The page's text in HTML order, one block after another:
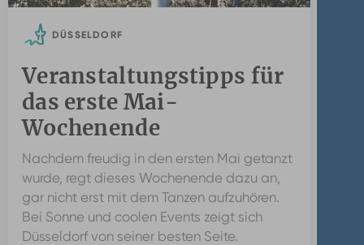
DÜSSELDORF
Veranstaltungstipps für
das erste Mai-
Wochenende
Nachdem freudig in den ersten Mai getanzt
wurde, regt dieses Wochenende dazu an,
gar nicht erst mit dem Tanzen aufzuhören.
Bei Sonne und coolen Events zeigt sich
Düsseldorf von seiner besten Seite.